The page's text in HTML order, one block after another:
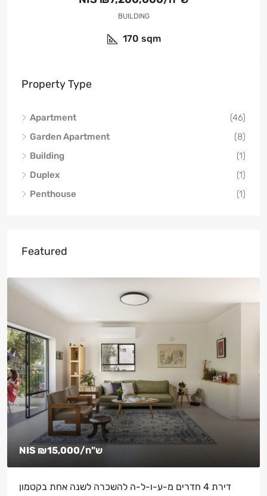
BUILDING
170 sqm
Property Type
Apartment
(46)
Garden Apartment
(8)
Building
(1)
Duplex
(1)
Penthouse
(1)
Featured
NIS ₪15,000 /ש"ח
דירת 4 חדרים מ-ע-ו-ל-ה להשכרה לשנה אחת בקטמון